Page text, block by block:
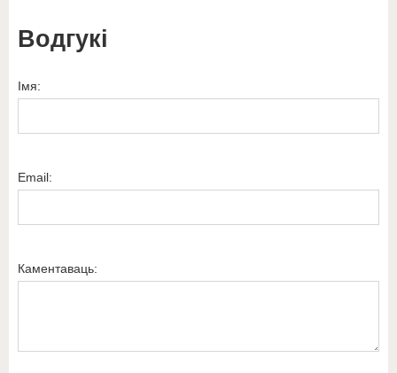
Водгукі
Імя:
Email:
Каментаваць: